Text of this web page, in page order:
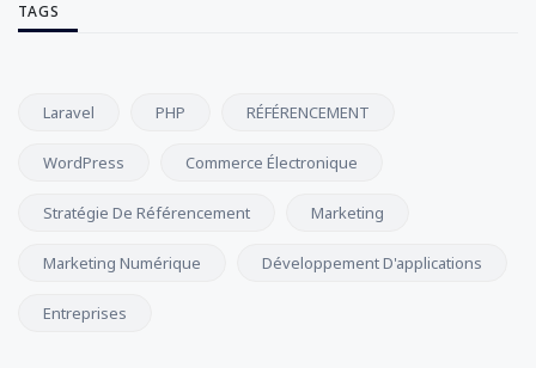
TAGS
Laravel PHP RÉFÉRENCEMENT
WordPress Commerce Électronique
Stratégie De Référencement Marketing
Marketing Numérique Développement D'applications
Entreprises